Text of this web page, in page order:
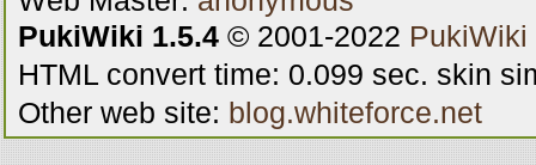
PukiWiki 1.5.4 © 2001-2022 PukiWiki
HTML convert time: 0.099 sec. skin
Other web site: blog.whiteforce.net